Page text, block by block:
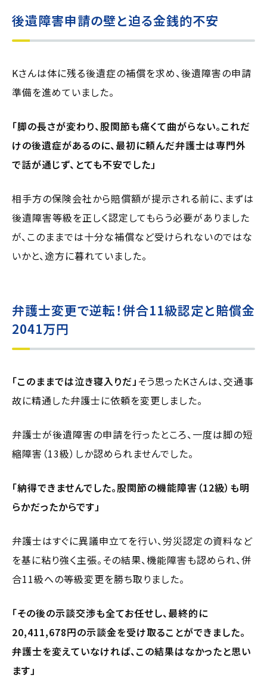
後遺障害申請の壁と迫る金銭的不安
Kさんは体に残る後遺症の補償を求め、後遺障害の申請
準備を進めていました。
「脚の長さが変わり、股関節も痛くて曲がらない。これだ
けの後遺症があるのに、最初に頼んだ弁護士は専門外
で話が通じず、とても不安でした」
相手方の保険会社から賠償額が提示される前に、まずは
後遺障害等級を正しく認定してもらう必要がありました
が、このままでは十分な補償など受けられないのではな
いかと、途方に暮れていました。
弁護士変更で逆転！併合11級認定と賠償金
2041万円
「このままでは泣き寝入りだ」そう思ったKさんは、交通事
故に精通した弁護士に依頼を変更しました。
弁護士が後遺障害の申請を行ったところ、一度は脚の短
縮障害（13級）しか認められませんでした。
「納得できませんでした。股関節の機能障害（12級）も明
らかだったからです」
弁護士はすぐに異議申立てを行い、労災認定の資料など
を基に粘り強く主張。その結果、機能障害も認められ、併
合11級への等級変更を勝ち取りました。
「その後の示談交渉も全てお任せし、最終的に
20,411,678円の示談金を受け取ることができました。
弁護士を変えていなければ、この結果はなかったと思い
ます」